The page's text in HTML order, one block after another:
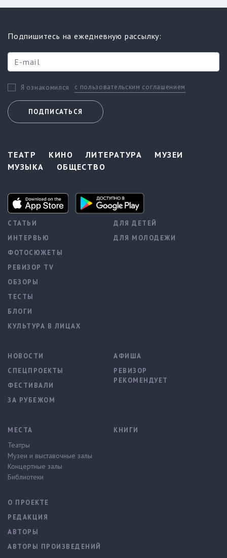
Подпишитесь на ежедневную рассылку:
Я ознакомился с пользовательским соглашением
ПОДПИСАТЬСЯ
ТЕАТР КИНО ЛИТЕРАТУРА
МУЗЕИ
МУЗЫКА
ОБЩЕСТВО
СТАТЬИ
ИНТЕРВЬЮ
ФОТОСЮЖЕТЫ
РЕВИЗОР TV
ОБЗОРЫ
ТЕСТЫ
БЛОГИ
КУЛЬТУРА В ЛИЦАХ
ДЛЯ ДЕТЕЙ
ДЛЯ МОЛОДЕЖИ
НОВОСТИ
СПЕЦПРОЕКТЫ
ФЕСТИВАЛИ
ЗА РУБЕЖОМ
АФИША
РЕВИЗОР
РЕКОМЕНДУЕТ
МЕСТА
Театры
Музеи и выставочные залы
Концертные залы
Библиотеки
КНИГИ
О ПРОЕКТЕ
РЕДАКЦИЯ
АВТОРЫ
АВТОРЫ ПРОИЗВЕДЕНИЙ